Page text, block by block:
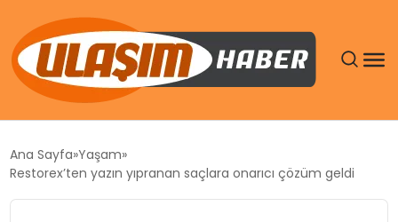
Ana Sayfa Yaşam
Restorex’ten yazın yıpranan saçlara onarıcı çözüm geldi